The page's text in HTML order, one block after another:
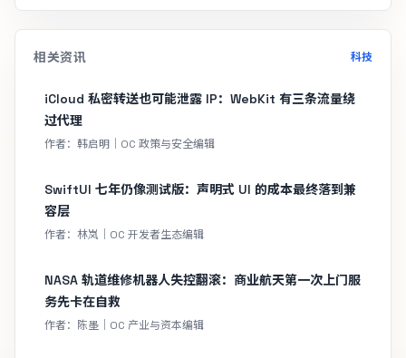
相关资讯 科技
iCloud 私密转送也可能泄露 IP：WebKit 有三条流量绕
过代理
作者：韩启明｜OC 政策与安全编辑
SwiftUI 七年仍像测试版：声明式 UI 的成本最终落到兼
容层
作者：林岚｜OC 开发者生态编辑
NASA 轨道维修机器人失控翻滚：商业航天第一次上门服
务先卡在自救
作者：陈墨｜OC 产业与资本编辑